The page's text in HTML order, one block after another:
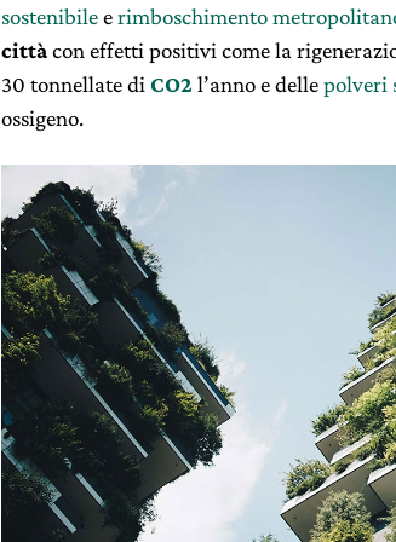
sostenibileerimboschimento
cittàcon effetti positivi come la
30 tonnellate di CO2 l’annoe dellepolveri
ossigeno.